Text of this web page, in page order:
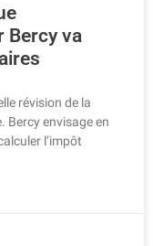
Bercy va
révision de la
Bercy envisage en
l’impôt